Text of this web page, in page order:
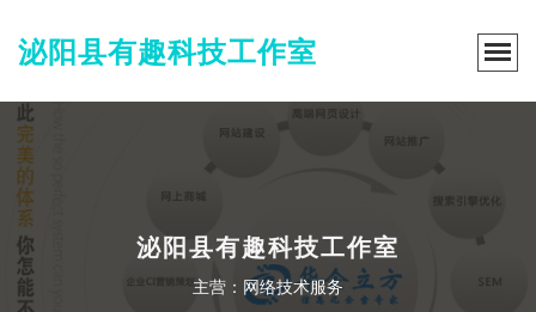
泌阳县有趣科技工作室
泌阳县有趣科技工作室
主营：网络技术服务